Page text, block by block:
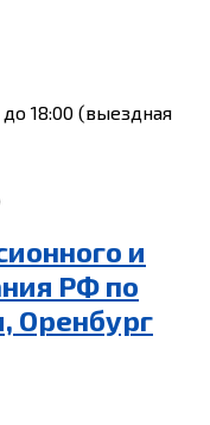
18:00 (выездная
и
РФ по
Оренбург